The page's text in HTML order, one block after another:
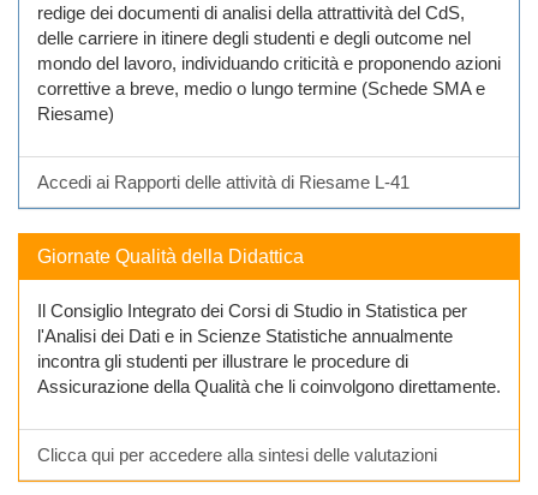
redige dei documenti di analisi della attrattività del CdS,
delle carriere in itinere degli studenti e degli outcome nel
mondo del lavoro, individuando criticità e proponendo azioni
correttive a breve, medio o lungo termine (Schede SMA e
Riesame)
Accedi ai Rapporti delle attività di Riesame L-41
Giornate Qualità della Didattica
Il Consiglio Integrato dei Corsi di Studio in Statistica per
l'Analisi dei Dati e in Scienze Statistiche annualmente
incontra gli studenti per illustrare le procedure di
Assicurazione della Qualità che li coinvolgono direttamente.
Clicca qui per accedere alla sintesi delle valutazioni